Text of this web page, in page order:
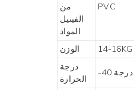
من
الفينيل
المواد
PVC
الوزن
14-16KG
درجة
الحرارة